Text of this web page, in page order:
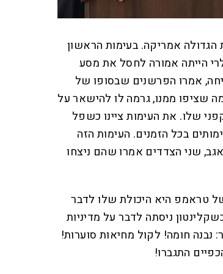
אמריקה. בעימות הראשון
הייתה אמורה לחסל את מסע
אמרו הפרשנים שבסופו של
שציפו ממנו, גרמה לו להישאר על
שלו. את העימות ציינו כשפל
בכל הזמנים. העימות הזה
שני הצדדים אמרו שהם ניצחו
טראמפ היא היכולת שלו לדבר
ניסתה לדבר על מדיניות
נבנה חומה! לקול מחיאות סוערות!
התגברו!